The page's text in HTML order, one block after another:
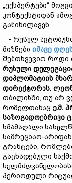
„ექსპერტები“
კონტექსტიდან
განიხილავენ.
- რუსულ
მიზნები იმავე
შემთხვევით როდი
რუსული
დიპლომატიის
დირექტორის,
თბილისში, თუ არ
რომელთანაც ე.მ.
საზოგადოებრივი
ხმამაღალი
სამრეცხაო-
გრანტები,
გაცხადებული
პერიოდული